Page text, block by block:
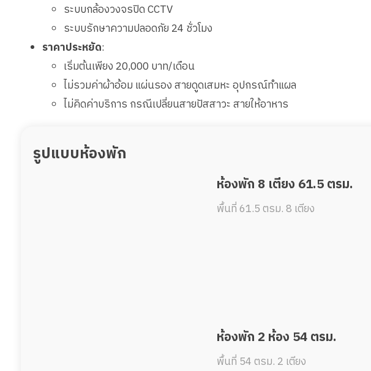
ระบบกล้องวงจรปิด CCTV
ระบบรักษาความปลอดภัย 24 ชั่วโมง
ราคาประหยัด:
เริ่มต้นเพียง 20,000 บาท/เดือน
ไม่รวมค่าผ้าอ้อม แผ่นรอง สายดูดเสมหะ อุปกรณ์ทำแผล
ไม่คิดค่าบริการ กรณีเปลี่ยนสายปัสสาวะ สายให้อาหาร
รูปแบบห้องพัก
ห้องพัก 8 เตียง 61.5 ตรม.
พื้นที่ 61.5 ตรม.8 เตียง
ห้องพัก 2 ห้อง 54 ตรม.
พื้นที่ 54 ตรม. 2 เตียง